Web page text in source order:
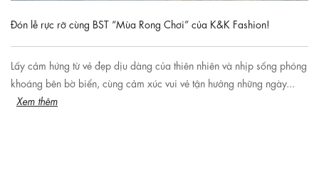
Đón lễ rực rỡ cùng BST “Mùa Rong Chơi” của K&K Fashion!
Lấy cảm hứng từ vẻ đẹp dịu dàng của thiên nhiên và nhịp sống phóng
khoáng bên bờ biển, cùng cảm xúc vui vẻ tận hưởng những ngày...
Xem thêm